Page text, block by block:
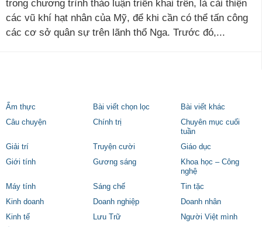
trong chương trình thảo luận triển khai trên, là cải thiện
các vũ khí hạt nhân của Mỹ, để khi cần có thể tấn công
các cơ sở quân sự trên lãnh thổ Nga. Trước đó,...
Ẩm thực Bài viết chọn lọc
Bài viết khác
Câu chuyện
Chính trị
Chuyên mục cuối
tuần
Giải trí
Truyện cười
Giáo dục
Giới tính
Gương sáng
Khoa học – Công
nghệ
Máy tính
Sáng chế
Tin tặc
Kinh doanh
Doanh nghiệp
Doanh nhân
Kinh tế
Lưu Trữ
Người Việt mình